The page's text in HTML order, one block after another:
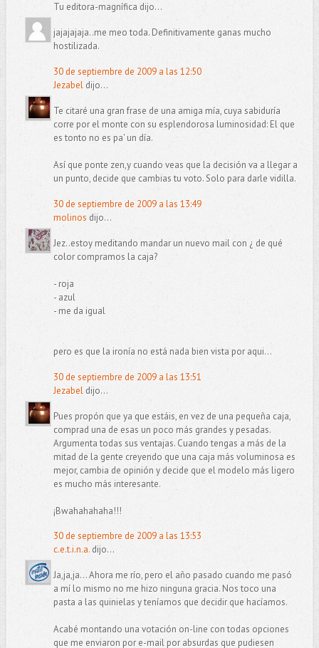
Tu editora-magnífica dijo...
jajajajaja..me meo toda. Definitivamente ganas mucho
hostilizada.
30 de septiembre de 2009 a las 12:50
Jezabeldijo...
Te citaré una gran frase de una amiga mía, cuya sabiduría
corre por el monte con su esplendorosa luminosidad: El que
es tonto no es pa' un día.
Así que ponte zen,y cuando veas que la decisión va a llegar a
un punto, decide que cambias tu voto. Solo para darle vidilla.
30 de septiembre de 2009 a las 13:49
molinos dijo...
Jez..estoy meditando mandar un nuevo mail con ¿ de qué
color compramos la caja?
- roja
- azul
- me da igual
pero es que la ironía no está nada bien vista por aqui...
30 de septiembre de 2009 a las 13:51
Jezabeldijo...
Pues propón que ya que estáis, en vez de una pequeña caja,
comprad una de esas un poco más grandes y pesadas.
Argumenta todas sus ventajas. Cuando tengas a más de la
mitad de la gente creyendo que una caja más voluminosa es
mejor, cambia de opinión y decide que el modelo más ligero
es mucho más interesante.
¡Bwahahahaha!!!
30 de septiembre de 2009 a las 13:53
c.e.t.i.n.a.dijo...
Ja,ja,ja... Ahora me río, pero el año pasado cuando me pasó
a mí lo mismo no me hizo ninguna gracia. Nos toco una
pasta a las quinielas y teníamos que decidir que hacíamos.
Acabé montando una votación on-line con todas opciones
que me enviaron por e-mail por absurdas que pudiesen